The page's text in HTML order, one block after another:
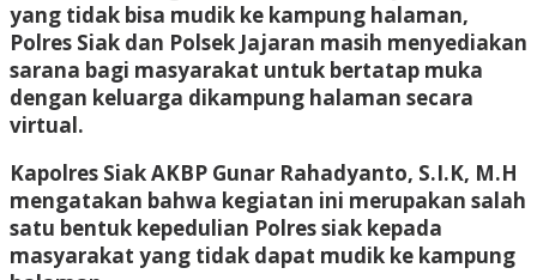
yang tidak bisa mudik ke kampung halaman,
Polres Siak dan Polsek Jajaran masih menyediakan
sarana bagi masyarakat untuk bertatap muka
dengan keluarga dikampung halaman secara
virtual.
Kapolres Siak AKBP Gunar Rahadyanto, S.I.K, M.H
mengatakan bahwa kegiatan ini merupakan salah
satu bentuk kepedulian Polres siak kepada
masyarakat yang tidak dapat mudik ke kampung